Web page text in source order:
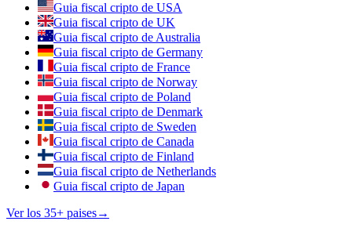
Guia fiscal cripto de USA
Guia fiscal cripto de UK
Guia fiscal cripto de Australia
Guia fiscal cripto de Germany
Guia fiscal cripto de France
Guia fiscal cripto de Norway
Guia fiscal cripto de Poland
Guia fiscal cripto de Denmark
Guia fiscal cripto de Sweden
Guia fiscal cripto de Canada
Guia fiscal cripto de Finland
Guia fiscal cripto de Netherlands
Guia fiscal cripto de Japan
Ver los 35+ paises→